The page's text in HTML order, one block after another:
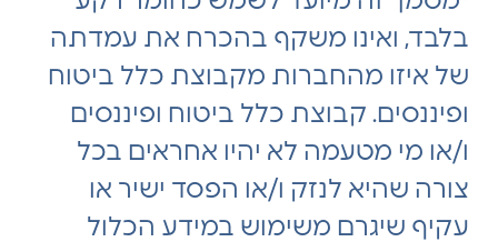
בלבד, ואינו משקף בהכרח את עמדתה
של איזו מהחברות מקבוצת כלל ביטוח
ופיננסים. קבוצת כלל ביטוח ופיננסים
ו/או מי מטעמה לא יהיו אחראים בכל
צורה שהיא לנזק ו/או הפסד ישיר או
עקיף שיגרם משימוש במידע הכלול